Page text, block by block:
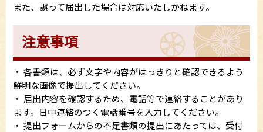
また、誤って届出した場合は対応いたしかねます。
注意事項
・ 各書類は、必ず文字や内容がはっきりと確認できるよう
鮮明な画像で提出してください。
・ 届出内容を確認するため、電話等で連絡することがあり
ます。日中連絡のつく電話番号を入力してください。
・ 提出フォームからの不足書類の提出にあたっては、受付